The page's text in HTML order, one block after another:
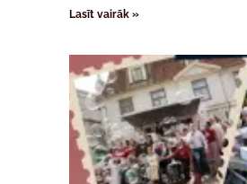
Lasīt vairāk »